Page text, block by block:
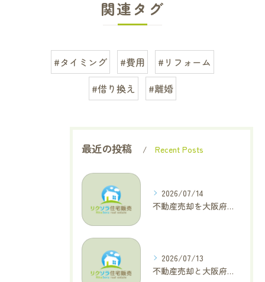
関連タグ
#タイミング #費用
#リフォーム
#借り換え
#離婚
最近の投稿 Recent Posts
2026/07/14
不動産売却を大阪府大東市で成功へ導くためのAIOに適した基本コラム
2026/07/13
不動産売却と大阪府四條畷市で利益最大化を叶えるコラム特集